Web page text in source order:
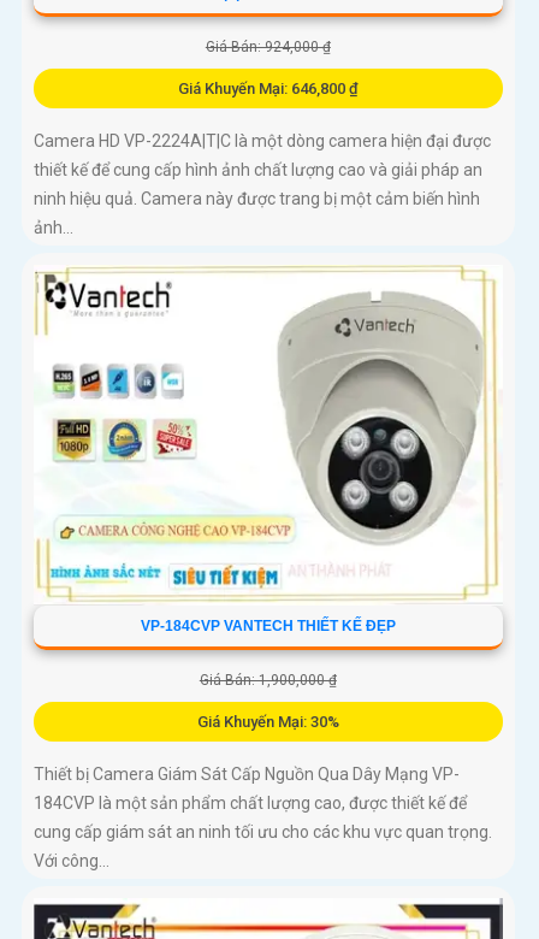
Giá Bán: 924,000 ₫
Giá Khuyến Mại: 646,800 ₫
Camera HD VP-2224A|T|C là một dòng camera hiện đại được
thiết kế để cung cấp hình ảnh chất lượng cao và giải pháp an
ninh hiệu quả. Camera này được trang bị một cảm biến hình
ảnh...
VP-184CVP VANTECH THIẾT KẾ ĐẸP
Giá Bán: 1,900,000 ₫
Giá Khuyến Mại: 30%
Thiết bị Camera Giám Sát Cấp Nguồn Qua Dây Mạng VP-
184CVP là một sản phẩm chất lượng cao, được thiết kế để
cung cấp giám sát an ninh tối ưu cho các khu vực quan trọng.
Với công...